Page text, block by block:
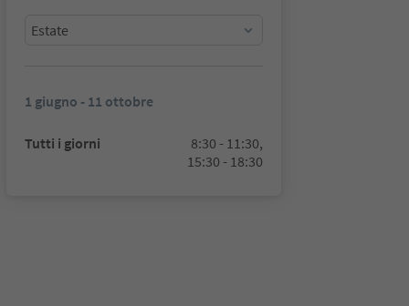
Estate
1 giugno - 11 ottobre
Tutti i giorni
8:30 - 11:30,
15:30 - 18:30